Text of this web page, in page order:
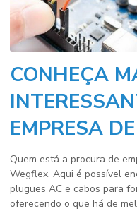
CONHEÇA
EMPRESA
Quem está a procura de
Wegflex. Aqui é possível
plugues AC e cabos para
oferecendo o que há de